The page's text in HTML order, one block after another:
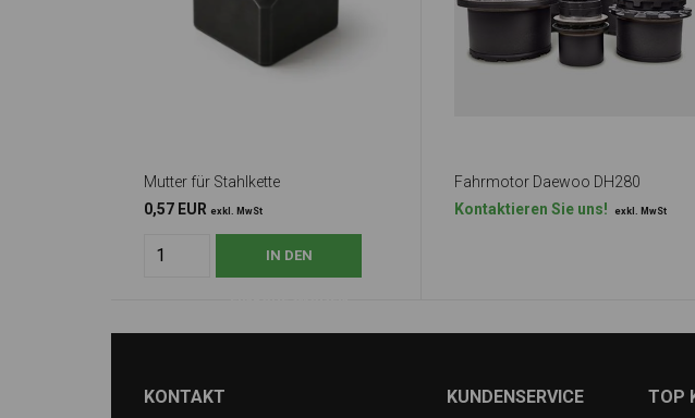
Mutter für Stahlkette
0,57 EUR exkl. MwSt
Fahrmotor Daewoo DH280
Kontaktieren Sie uns!
exkl. MwSt
KONTAKT KUNDENSERVICE TOP